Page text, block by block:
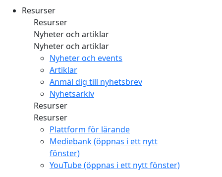
Resurser
Resurser
Nyheter och artiklar
Nyheter och artiklar
Nyheter och events
Artiklar
Anmäl dig till nyhetsbrev
Nyhetsarkiv
Resurser
Resurser
Plattform för lärande
Mediebank(öppnas i ett nytt
fönster)
YouTube(öppnas i ett nytt fönster)